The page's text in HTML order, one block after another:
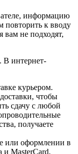
информацию
повторить к вводу
вам не подходят,
В интернет-
курьером.
чтобы
сдачу с любой
получаете
или оформлении в
и MasterCard.